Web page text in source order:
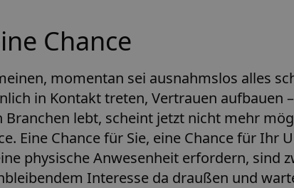
Chance
momentan sei ausnahmslos alles
in Kontakt treten, Vertrauen aufbauen
lebt, scheint jetzt nicht mehr
Eine Chance für Sie, eine Chance für Ihr
physische Anwesenheit erfordern, sind
Interesse da draußen und